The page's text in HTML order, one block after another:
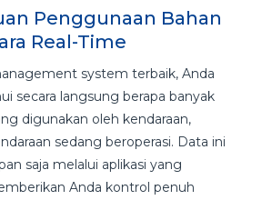
Penggunaan Bahan
Real-Time
system terbaik, Anda
secara langsung berapa banyak
digunakan oleh kendaraan,
sedang beroperasi. Data ini
saja melalui aplikasi yang
Anda kontrol penuh